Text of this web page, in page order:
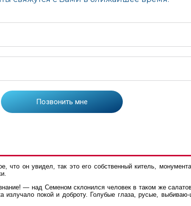
что он увидел, так это его собственный китель,
— над Семеном склонился человек в таком же
покой и доброту. Голубые глаза, русые, выбиваю-